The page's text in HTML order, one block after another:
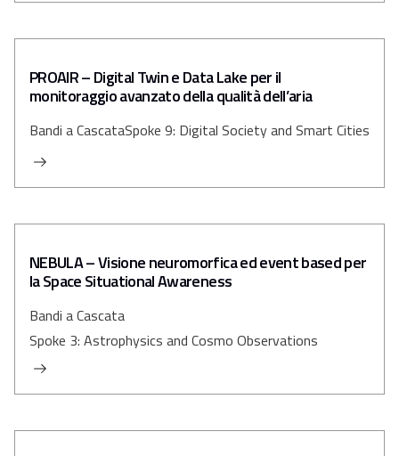
PROAIR – Digital Twin e Data Lake per il
monitoraggio avanzato della qualità dell’aria
Bandi a CascataSpoke 9: Digital Society and Smart Cities
NEBULA – Visione neuromorfica ed event based per
la Space Situational Awareness
Bandi a Cascata
Spoke 3: Astrophysics and Cosmo Observations